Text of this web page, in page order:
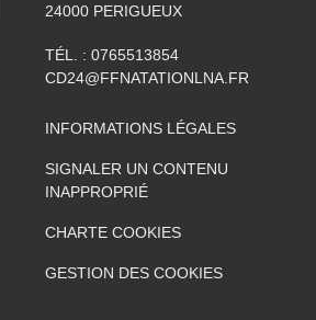
24000 PERIGUEUX
TÉL. : 0765513854
CD24@FFNATATIONLNA.FR
INFORMATIONS LÉGALES
SIGNALER UN CONTENU
INAPPROPRIÉ
CHARTE COOKIES
GESTION DES COOKIES